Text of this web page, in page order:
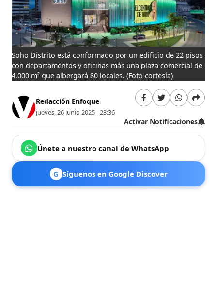
Soho Distrito está conformado por un edificio de 22 pisos
con departamentos y oficinas más una plaza comercial de
4.000 m² que albergará 80 locales.(Foto cortesía)
Redacción Enfoque
jueves, 26 junio 2025 - 23:36
Activar Notificaciones
Únete a nuestro canal de WhatsApp
G Síguenos en Google Discover